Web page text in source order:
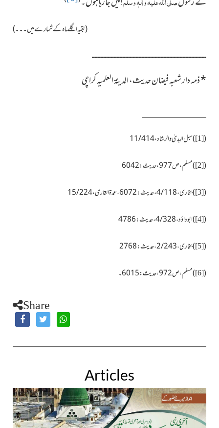
(بقیہ اگلے ماہ کے شمارے میں۔۔۔)
ــــــــــــــــــــــــــــــــــــــــــــــــــــــــــــــــــــــــــــــ
*ذمہ دار شعبہ فیضان حدیث، المدینۃ العلمیہ کراچی
(
[1]
)سبل الہدیٰ و الرشاد،11/414
(
[2]
)مسلم،ص977، حدیث: 6042
(
[3]
)بخاری، 4/118، حدیث:6072، عمدۃ القاری، 15/224
(
[4]
)ابو داؤد، 4/328، حدیث:4786
(
[5]
)بخاری،2/243،حدیث:2768
(
[6]
)مسلم،ص972،حدیث: 6015۔
Share
Articles